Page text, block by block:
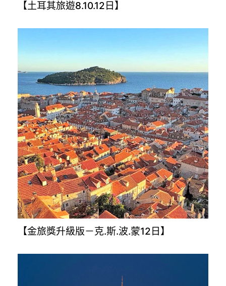
【土耳其旅遊8.10.12日】
【金旅獎升級版－克.斯.波.蒙12日】